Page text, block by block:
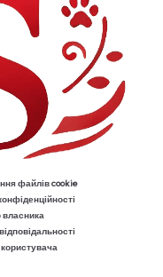
файлів cookie
власника